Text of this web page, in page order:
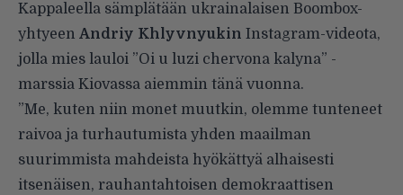
Kappaleella sämplätään ukrainalaisen Boombox-
yhtyeen Andriy Khlyvnyukin Instagram-videota,
jolla mies lauloi ”Oi u luzi chervona kalyna” -
marssia Kiovassa aiemmin tänä vuonna.
”Me, kuten niin monet muutkin, olemme tunteneet
raivoa ja turhautumista yhden maailman
suurimmista mahdeista hyökättyä alhaisesti
itsenäisen, rauhantahtoisen demokraattisen